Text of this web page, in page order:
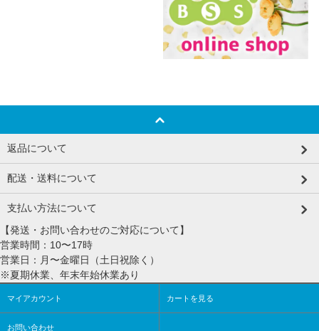
返品について
配送・送料について
支払い方法について
【発送・お問い合わせのご対応について】
営業時間：10〜17時
営業日：月〜金曜日（土日祝除く）
※夏期休業、年末年始休業あり
マイアカウント カートを見る
お問い合わせ